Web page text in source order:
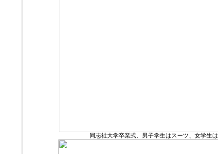
同志社大学卒業式、男子学生はスーツ、女学生